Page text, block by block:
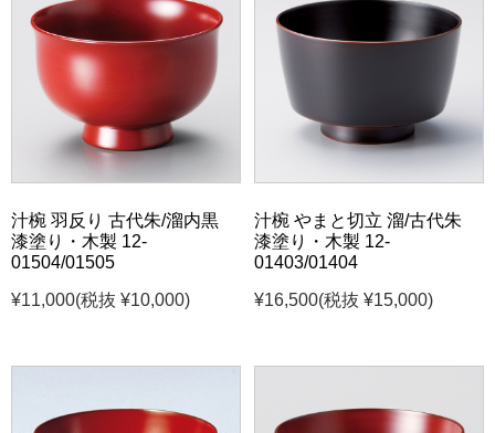
汁椀 羽反り 古代朱/溜内黒
漆塗り・木製 12-
01504/01505
¥11,000(税抜 ¥10,000)
汁椀 やまと切立 溜/古代朱
漆塗り・木製 12-
01403/01404
¥16,500(税抜 ¥15,000)